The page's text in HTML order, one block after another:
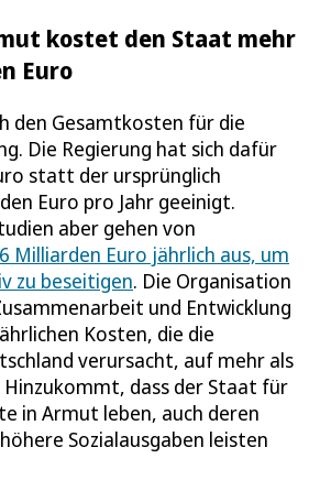
kostet den Staat mehr
Euro
den Gesamtkosten für die
Die Regierung hat sich dafür
statt der ursprünglich
Euro pro Jahr geeinigt.
aber gehen von
Milliarden Euro jährlich aus, um
zu beseitigen. Die Organisation
und Entwicklung
Kosten, die die
verursacht, auf mehr als
Hinzukommt, dass der Staat für
in Armut leben, auch deren
Sozialausgaben leisten